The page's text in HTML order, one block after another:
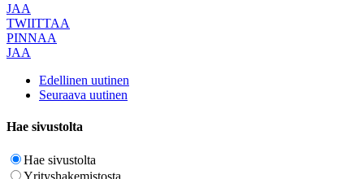
JAA
TWIITTAA
PINNAA
JAA
Edellinen uutinen
Seuraava uutinen
Hae sivustolta
Hae sivustolta